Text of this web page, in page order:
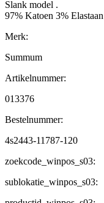
Slank model .
97% Katoen 3% Elastaan
Merk:
Summum
Artikelnummer:
013376
Bestelnummer:
4s2443-11787-120
zoekcode_winpos_s03:
sublokatie_winpos_s03: